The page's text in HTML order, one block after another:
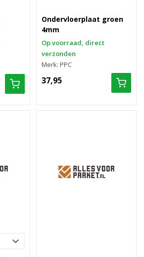
Ondervloerplaat groen
4mm
Op voorraad, direct
verzonden
Merk: PPC
37,95